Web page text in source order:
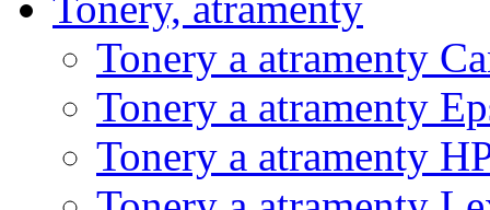
Tonery a atramenty
Tonery a atramenty
Tonery a atramenty